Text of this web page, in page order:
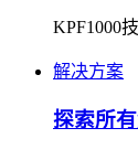
KPF1000
解决方案
探索所